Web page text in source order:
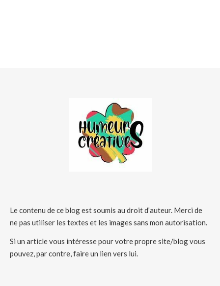
Le contenu de ce blog est soumis au droit d’auteur. Merci de
ne pas utiliser les textes et les images sans mon autorisation.
Si un article vous intéresse pour votre propre site/blog vous
pouvez, par contre, faire un lien vers lui.